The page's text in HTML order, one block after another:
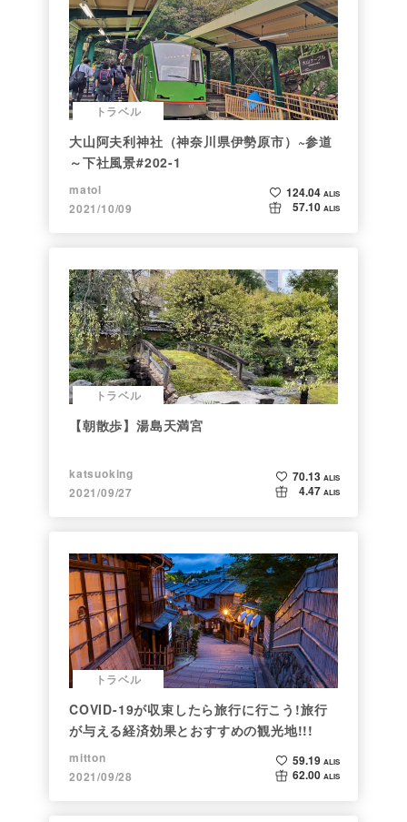
トラベル
大山阿夫利神社（神奈川県伊勢原市）~参道
～下社風景#202-1
matol
2021/10/09
124.04 ALIS
57.10 ALIS
トラベル
【朝散歩】湯島天満宮
katsuoking
2021/09/27
70.13 ALIS
4.47 ALIS
トラベル
COVID-19が収束したら旅行に行こう!旅行
が与える経済効果とおすすめの観光地!!!
mitton
2021/09/28
59.19 ALIS
62.00 ALIS